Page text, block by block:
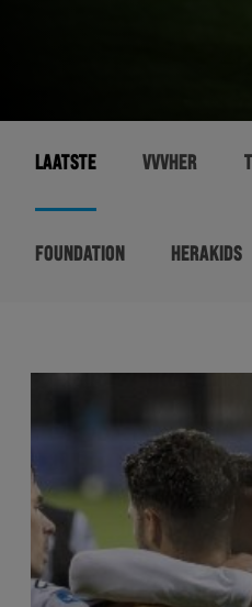
LAATSTE VVVHER
FOUNDATION HERAKIDS